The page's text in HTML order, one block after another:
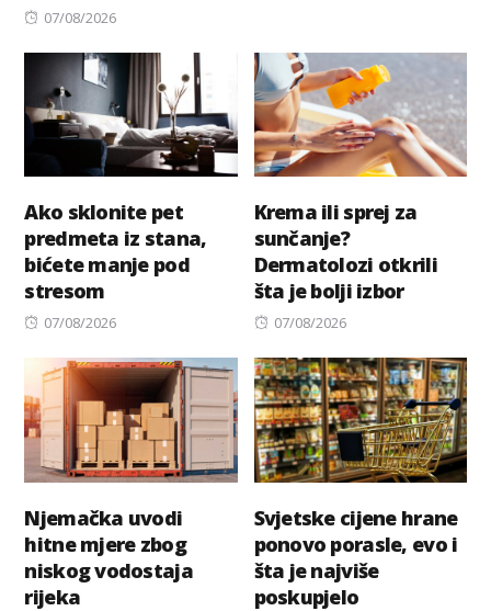
Posted
07/08/2026
Ako sklonite pet
predmeta iz stana,
bićete manje pod
stresom
Posted
07/08/2026
Krema ili sprej za
sunčanje?
Dermatolozi otkrili
šta je bolji izbor
Posted
07/08/2026
Njemačka uvodi
hitne mjere zbog
niskog vodostaja
rijeka
Svjetske cijene hrane
ponovo porasle, evo i
šta je najviše
poskupjelo